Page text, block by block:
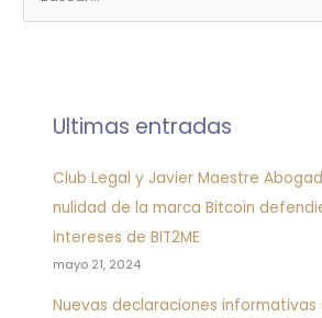
u
Ultimas entradas
Club Legal y Javier Maestre
nulidad de la marca Bitcoin
intereses de BIT2ME
mayo 21, 2024
Nuevas declaraciones informativas